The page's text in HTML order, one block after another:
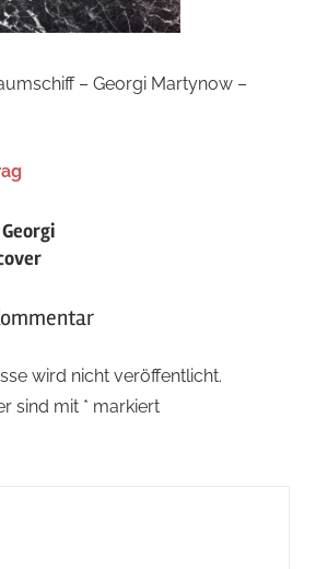
– Georgi Martynow –
wird nicht veröffentlicht.
sind mit * markiert